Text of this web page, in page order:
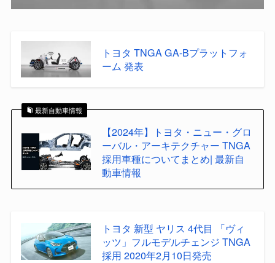
トヨタ TNGA GA-Bプラットフォ
ーム 発表
最新自動車情報
【2024年】トヨタ・ニュー・グロ
ーバル・アーキテクチャー TNGA
採用車種についてまとめ| 最新自
動車情報
トヨタ 新型 ヤリス 4代目 「ヴィ
ッツ」フルモデルチェンジ TNGA
採用 2020年2月10日発売